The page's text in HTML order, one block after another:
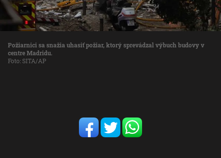
Požiarnici sa snažia uhasiť požiar, ktorý sprevádzal výbuch budovy v
centre Madridu.
Foto: SITA/AP